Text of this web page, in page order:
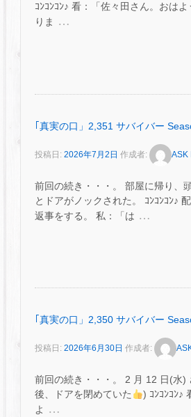
ｺﾝｺﾝｺﾝ♪ 看：「佐々田さん。おは
りま
…
｢真実の口」2,351 サバイバー
投稿日: 2026年7月2日 作成者: ASK
前回の続き・・・。 部屋に帰り、
とドアがノックされた。 ｺﾝｺﾝｺﾝ♪
返事をする。 私：「は …
｢真実の口」2,350 サバイバー
投稿日: 2026年6月30日 作成者:
前回の続き・・・。 2 月 12 日(水)
後、ドアを閉めていた
) ｺﾝｺﾝｺﾝ♪
よ
…